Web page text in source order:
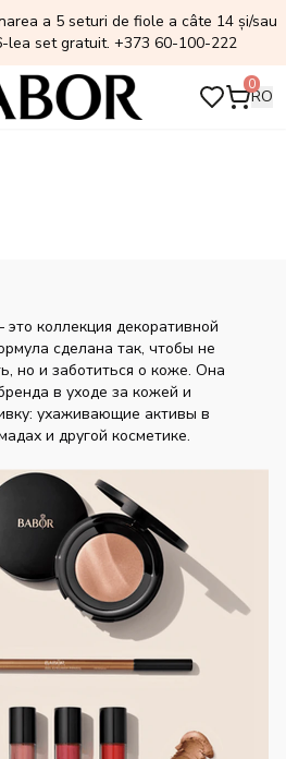
a 5 seturi de fiole a câte 14 și/sau
lea set gratuit. +373 60-100-222
0
RO
коллекция декоративной
сделана так, чтобы не
но и заботиться о коже. Она
в уходе за кожей и
ухаживающие активы в
и другой косметике.